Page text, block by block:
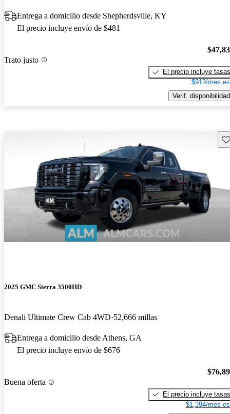
Entrega a domicilio desde Shepherdsville, KY
El precio incluye envío de $481
Trato justo
El precio incluye tasas
$913/mes
Verif. disponibilidad
2025 GMC Sierra 3500HD
Denali Ultimate Crew Cab 4WD 52,666 millas
Entrega a domicilio desde Athens, GA
El precio incluye envío de $676
Buena oferta
El precio incluye tasas
$1,394/mes